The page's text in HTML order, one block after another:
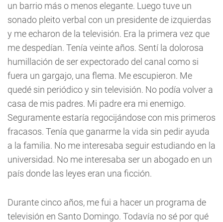
un barrio más o menos elegante. Luego tuve un
sonado pleito verbal con un presidente de izquierdas
y me echaron de la televisión. Era la primera vez que
me despedían. Tenía veinte años. Sentí la dolorosa
humillación de ser expectorado del canal como si
fuera un gargajo, una flema. Me escupieron. Me
quedé sin periódico y sin televisión. No podía volver a
casa de mis padres. Mi padre era mi enemigo.
Seguramente estaría regocijándose con mis primeros
fracasos. Tenía que ganarme la vida sin pedir ayuda
a la familia. No me interesaba seguir estudiando en la
universidad. No me interesaba ser un abogado en un
país donde las leyes eran una ficción.
Durante cinco años, me fui a hacer un programa de
televisión en Santo Domingo. Todavía no sé por qué